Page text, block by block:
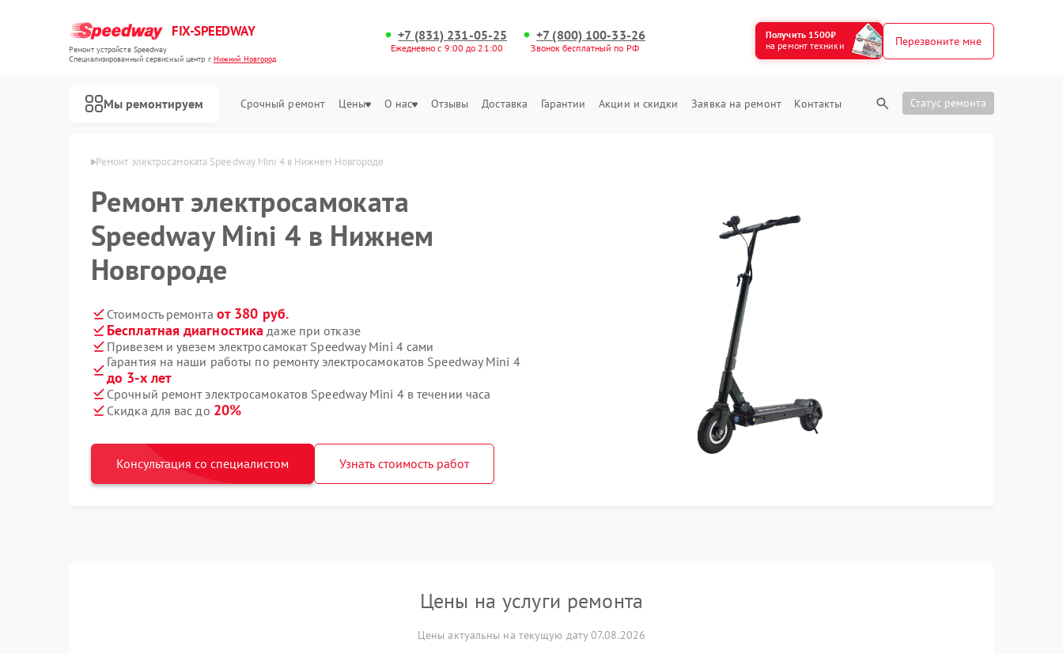
FIX-SPEEDWAY
Ремонт устройств Speedway
Специализированный cервисный центр г.Нижний Новгород
+7 (831) 231-05-25
Ежедневно с 9:00 до 21:00
+7 (800) 100-33-26
Звонок бесплатный по РФ
Получить 1500₽
на ремонт техники
Перезвоните мне
Мы ремонтируем Срочный ремонт Цены О нас Отзывы Доставка Гарантии Акции и скидки Заявка на ремонт Контакты Статус ремонта
Ремонт электросамоката Speedway Mini 4 в Нижнем Новгороде
Ремонт электросамоката
Speedway Mini 4 в Нижнем
Новгороде
Стоимость ремонта от 380 руб.
Бесплатная диагностика даже при отказе
Привезем и увезем электросамокат Speedway Mini 4 сами
Гарантия на наши работы по ремонту электросамокатов Speedway Mini 4
до 3-х лет
Срочный ремонт электросамокатов Speedway Mini 4 в течении часа
Скидка для вас до 20%
Консультация со специалистом Узнать стоимость работ
Цены на услуги ремонта
Цены актуальны на текущую дату 07.08.2026